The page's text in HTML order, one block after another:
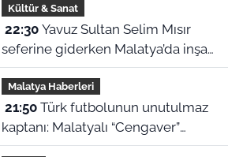
Kültür & Sanat
22:30Yavuz Sultan Selim Mısır
seferine giderken Malatya’da inşa
edildi: Peki, buranın ismi neden
“Nadir?”
Malatya Haberleri
21:50Türk futbolunun unutulmaz
kaptanı: Malatyalı “Cengaver”
Bülent Korkmaz’ın ilham veren